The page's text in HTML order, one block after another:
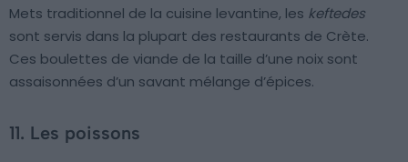
Mets traditionnel de la cuisine levantine, les keftedes
sont servis dans la plupart des restaurants de Crète.
Ces boulettes de viande de la taille d’une noix sont
assaisonnées d’un savant mélange d’épices.
11. Les poissons